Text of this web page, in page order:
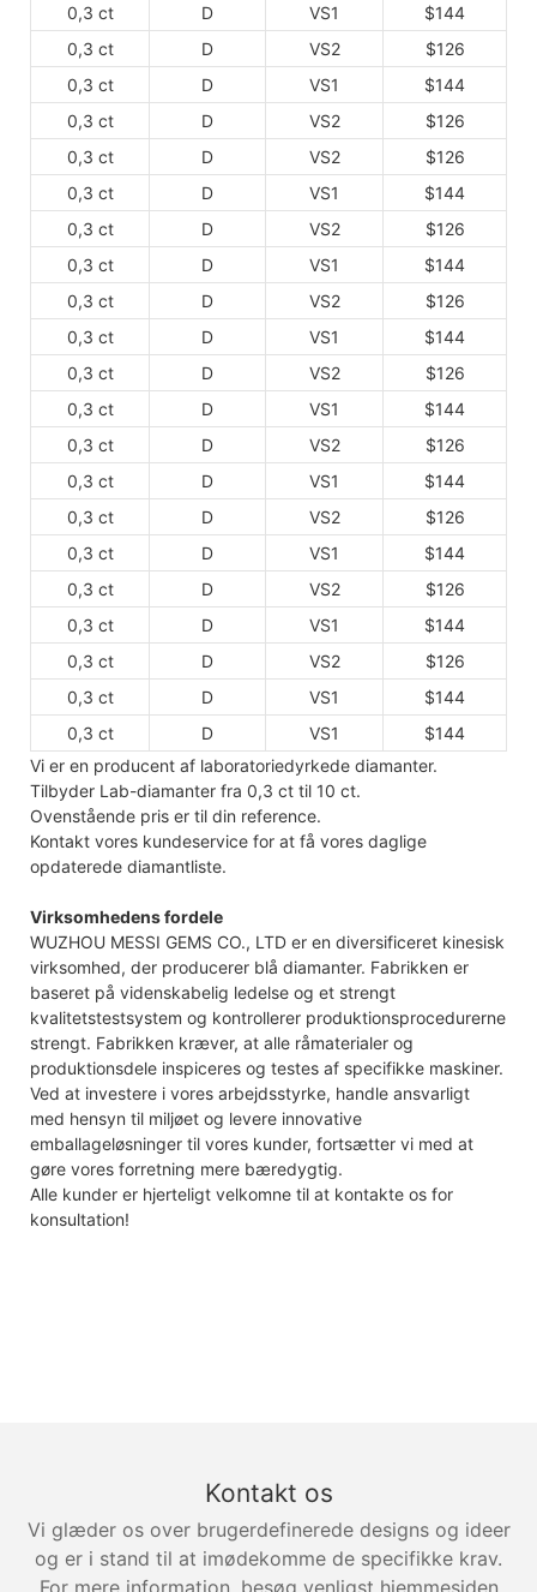
0,3 ct
D VS1
$144
0,3 ct
D VS2
$126
0,3 ct
D VS1
$144
0,3 ct
D VS2
$126
0,3 ct
D VS2
$126
0,3 ct
D VS1
$144
0,3 ct
D VS2
$126
0,3 ct
D VS1
$144
0,3 ct
D VS2
$126
0,3 ct
D VS1
$144
0,3 ct
D VS2
$126
0,3 ct
D VS1
$144
0,3 ct
D VS2
$126
0,3 ct
D VS1
$144
0,3 ct
D VS2
$126
0,3 ct
D VS1
$144
0,3 ct
D VS2
$126
0,3 ct
D VS1
$144
0,3 ct
D VS2
$126
0,3 ct
D VS1
$144
0,3 ct
D VS1
$144
Vi er en producent af laboratoriedyrkede diamanter.
Tilbyder Lab-diamanter fra 0,3 ct til 10 ct.
Ovenstående pris er til din reference.
Kontakt vores kundeservice for at få vores daglige
opdaterede diamantliste.
Virksomhedens fordele
WUZHOU MESSI GEMS CO., LTD er en diversificeret kinesisk
virksomhed, der producerer blå diamanter. Fabrikken er
baseret på videnskabelig ledelse og et strengt
kvalitetstestsystem og kontrollerer produktionsprocedurerne
strengt. Fabrikken kræver, at alle råmaterialer og
produktionsdele inspiceres og testes af specifikke maskiner.
Ved at investere i vores arbejdsstyrke, handle ansvarligt
med hensyn til miljøet og levere innovative
emballageløsninger til vores kunder, fortsætter vi med at
gøre vores forretning mere bæredygtig.
Alle kunder er hjerteligt velkomne til at kontakte os for
konsultation!
Kontakt os
Vi glæder os over brugerdefinerede designs og ideer
og er i stand til at imødekomme de specifikke krav.
For mere information, besøg venligst hjemmesiden